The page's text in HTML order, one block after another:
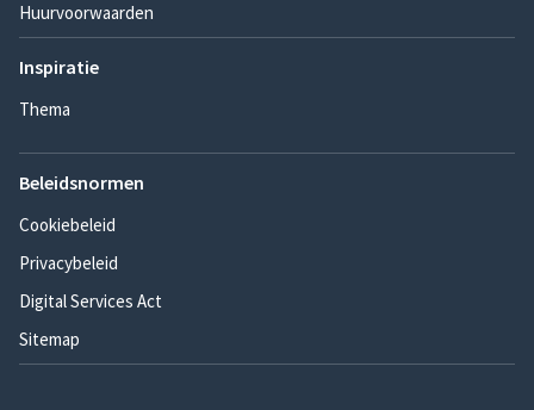
Huurvoorwaarden
Inspiratie
Thema
Beleidsnormen
Cookiebeleid
Privacybeleid
Digital Services Act
Sitemap